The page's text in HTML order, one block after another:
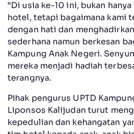
“Di usia ke-10 ini, bukan
hotel, tetapi bagaimana kami
dengan hati dan
sederhana namun berkesan
Kampung Anak Negeri.
mereka menjadi hadiah
terangnya.
Pihak pengurus UPTD
Liponsos Kalijudan turut
kepedulian dan kehangatan